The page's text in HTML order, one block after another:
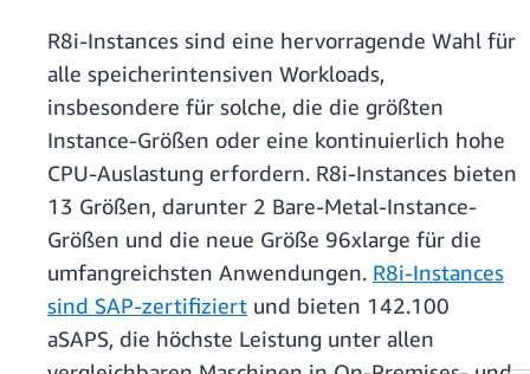
R8i-Instances sind eine hervorragende Wahl für
alle speicherintensiven Workloads,
insbesondere für solche, die die größten
Instance-Größen oder eine kontinuierlich hohe
CPU-Auslastung erfordern. R8i-Instances bieten
13 Größen, darunter 2 Bare-Metal-Instance-
Größen und die neue Größe 96xlarge für die
umfangreichsten Anwendungen. R8i-Instances
sind SAP-zertifiziert und bieten 142.100
aSAPS, die höchste Leistung unter allen